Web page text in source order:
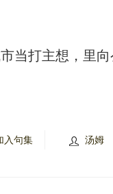
当打主想，里
入句集 汤姆